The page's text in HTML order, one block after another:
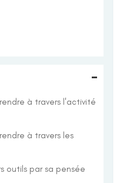
-
à travers l'activité
à travers les
outils par sa pensée